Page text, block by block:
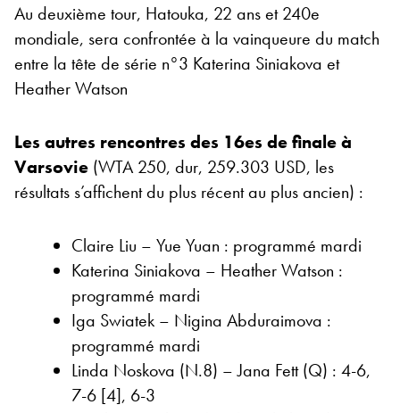
Au deuxième tour, Hatouka, 22 ans et 240e
mondiale, sera confrontée à la vainqueure du match
entre la tête de série n°3 Katerina Siniakova et
Heather Watson
Les autres rencontres des 16es de finale à
Varsovie (WTA 250, dur, 259.303 USD, les
résultats s’affichent du plus récent au plus ancien) :
Claire Liu – Yue Yuan : programmé mardi
Katerina Siniakova – Heather Watson :
programmé mardi
Iga Swiatek – Nigina Abduraimova :
programmé mardi
Linda Noskova (N.8) – Jana Fett (Q) : 4-6,
7-6 [4], 6-3